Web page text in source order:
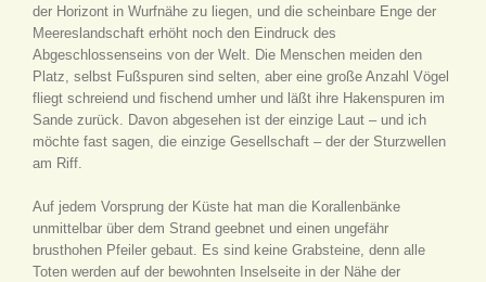
der Horizont in Wurfnähe zu liegen, und die scheinbare Enge der
Meereslandschaft erhöht noch den Eindruck des
Abgeschlossenseins von der Welt. Die Menschen meiden den
Platz, selbst Fußspuren sind selten, aber eine große Anzahl Vögel
fliegt schreiend und fischend umher und läßt ihre Hakenspuren im
Sande zurück. Davon abgesehen ist der einzige Laut – und ich
möchte fast sagen, die einzige Gesellschaft – der der Sturzwellen
am Riff.
Auf jedem Vorsprung der Küste hat man die Korallenbänke
unmittelbar über dem Strand geebnet und einen ungefähr
brusthohen Pfeiler gebaut. Es sind keine Grabsteine, denn alle
Toten werden auf der bewohnten Inselseite in der Nähe der